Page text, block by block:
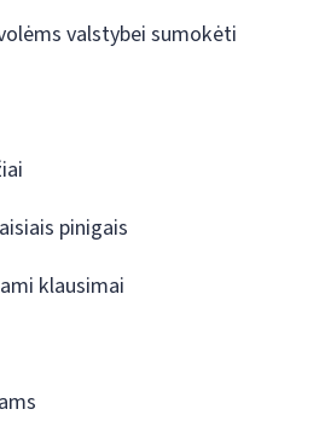
valstybei sumokėti
pinigais
klausimai